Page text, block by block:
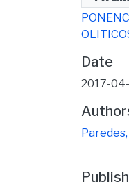
Date
2017-